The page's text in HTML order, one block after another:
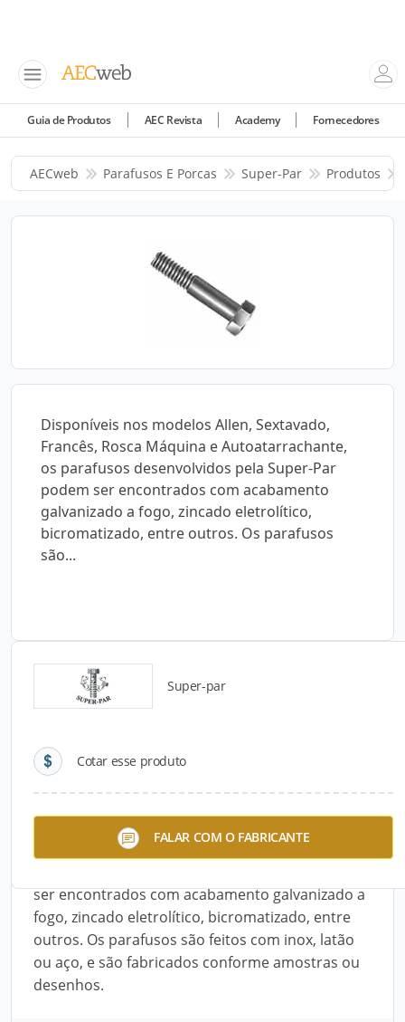
Guia de Produtos AEC Revista Academy Fornecedores
AECweb Parafusos E Porcas Super-Par Produtos
Disponíveis nos modelos Allen, Sextavado,
Francês, Rosca Máquina e Autoatarrachante,
os parafusos desenvolvidos pela Super-Par
podem ser encontrados com acabamento
galvanizado a fogo, zincado eletrolítico,
bicromatizado, entre outros. Os parafusos
são...
Super-par
Cotar esse produto
FALAR COM O FABRICANTE
Detalhes do produto
Descrição do Produto
Disponíveis nos modelos Allen, Sextavado,
Francês, Rosca Máquina e Autoatarrachante, os
ser encontrados com acabamento galvanizado a
fogo, zincado eletrolítico, bicromatizado, entre
outros. Os parafusos são feitos com inox, latão
ou aço, e são fabricados conforme amostras ou
desenhos.